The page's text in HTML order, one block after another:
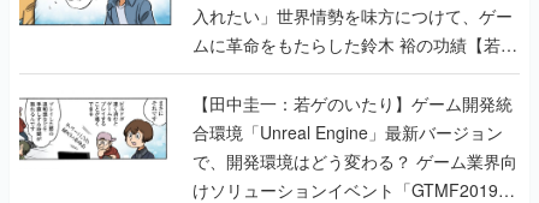
【田中圭一：若ゲのいたり】ゲーム開発統
合環境「Unreal Engine」最新バージョン
で、開発環境はどう変わる？ ゲーム業界向
けソリューションイベント「GTMF2019」
に行って、より理解を深めよう【PR】
【田中圭一連載：サイバーコネクトツー
編】すべての責任はオレが取る。だから、